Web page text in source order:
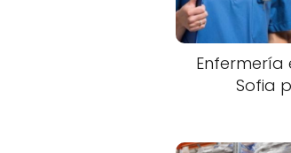
Enfermería
Sofia